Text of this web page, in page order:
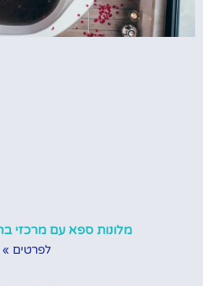
מלונות ספא עם מרכזי
לפרטים »